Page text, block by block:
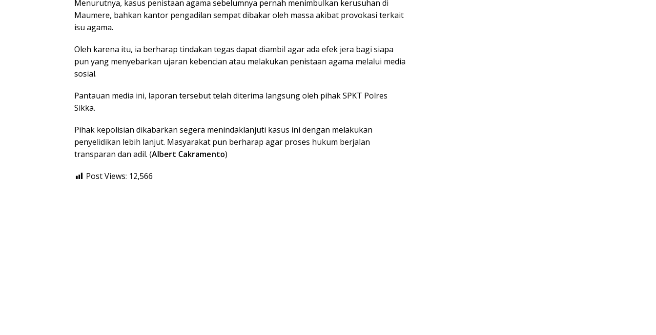
Menurutnya, kasus penistaan agama sebelumnya pernah menimbulkan kerusuhan di
Maumere, bahkan kantor pengadilan sempat dibakar oleh massa akibat provokasi terkait
isu agama.
Oleh karena itu, ia berharap tindakan tegas dapat diambil agar ada efek jera bagi siapa
pun yang menyebarkan ujaran kebencian atau melakukan penistaan agama melalui media
sosial.
Pantauan media ini, laporan tersebut telah diterima langsung oleh pihak SPKT Polres
Sikka.
Pihak kepolisian dikabarkan segera menindaklanjuti kasus ini dengan melakukan
penyelidikan lebih lanjut. Masyarakat pun berharap agar proses hukum berjalan
transparan dan adil. (Albert Cakramento)
Post Views: 12,566